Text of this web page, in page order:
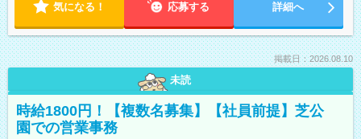
気になる！ 応募する 詳細へ
掲載日：2026.08.10
未読
時給1800円！【複数名募集】【社員前提】芝公
園での営業事務